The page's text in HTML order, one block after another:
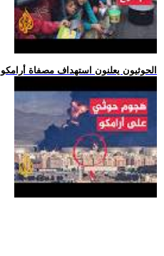
.. الحوثيون يعلنون استهداف مصفاة